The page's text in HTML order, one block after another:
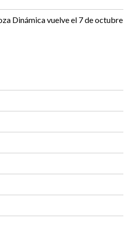
Dinámica vuelve el 7 de octubre